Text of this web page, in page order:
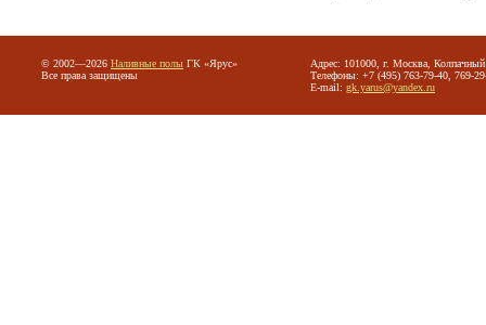
© 2002—2026 Наливные полы ГК «Ярус»
Все права защищены
Адрес: 101000, г. Москва,
Телефоны: +7 (495) 763-79-40, 769-
E-mail: gk.yarus@yandex.ru